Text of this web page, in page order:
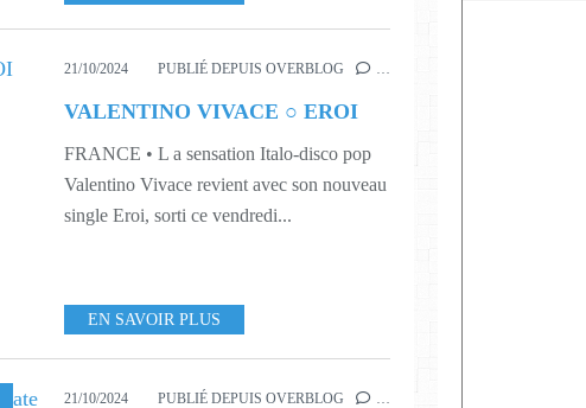
21/10/2024 PUBLIÉ DEPUIS OVERBLOG …
VALENTINO VIVACE ○ EROI
FRANCE • L a sensation Italo-disco pop
Valentino Vivace revient avec son nouveau
single Eroi, sorti ce vendredi...
EN SAVOIR PLUS
21/10/2024 PUBLIÉ DEPUIS OVERBLOG …